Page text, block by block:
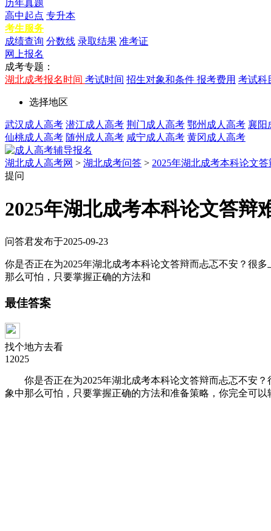
历年真题
高中起点 专升本
考生服务
成绩查询 分数线 录取结果 准考证
网上报名
成考专题：
湖北成考报名时间 考试时间 招生对象和条件 报考费用 考试科
选择地区
武汉成人高考 潜江成人高考 荆门成人高考 鄂州成人高考 襄阳
仙桃成人高考 随州成人高考 咸宁成人高考 黄冈成人高考
湖北成人高考网 > 湖北成考问答 > 2025年湖北成考本科论文
提问
2025年湖北成考本科论文答辩
问答君发布于2025-09-23
你是否正在为2025年湖北成考本科论文答辩而忐忑不安？很
那么可怕，只要掌握正确的方法和
最佳答案
找个地方去看
12025
你是否正在为2025年湖北成考本科论文答辩而忐忑不安？
象中那么可怕，只要掌握正确的方法和准备策略，你完全可以